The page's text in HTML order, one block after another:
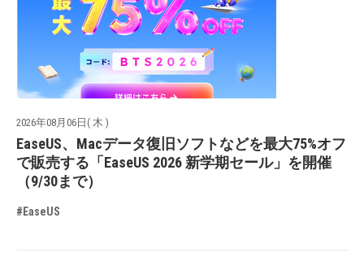
2026年08月06日( 木 )
EaseUS、Macデータ復旧ソフトなどを最大75%オフ
で販売する「EaseUS 2026 新学期セール」を開催
（9/30まで）
#EaseUS